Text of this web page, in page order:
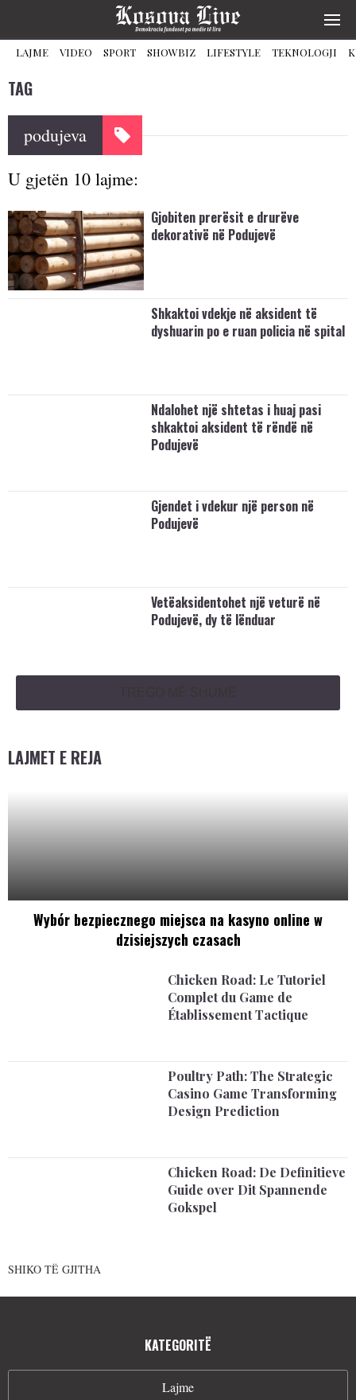
LAJME VIDEO SPORT SHOWBIZ LIFESTYLE TEKNOLOGJI
TAG
podujeva
U gjetën 10 lajme:
Gjobiten prerësit e drurëve
dekorativë në Podujevë
Shkaktoi vdekje në aksident të
dyshuarin po e ruan policia në spital
Ndalohet një shtetas i huaj pasi
shkaktoi aksident të rëndë në
Podujevë
Gjendet i vdekur një person në
Podujevë
Vetëaksidentohet një veturë në
Podujevë, dy të lënduar
LAJMET E REJA
Wybór bezpiecznego miejsca na kasyno online w
dzisiejszych czasach
Chicken Road: Le Tutoriel
Complet du Game de
Établissement Tactique
Poultry Path: The Strategic
Casino Game Transforming
Design Prediction
Chicken Road: De Definitieve
Guide over Dit Spannende
Gokspel
SHIKO TË GJITHA
KATEGORITË
Lajme